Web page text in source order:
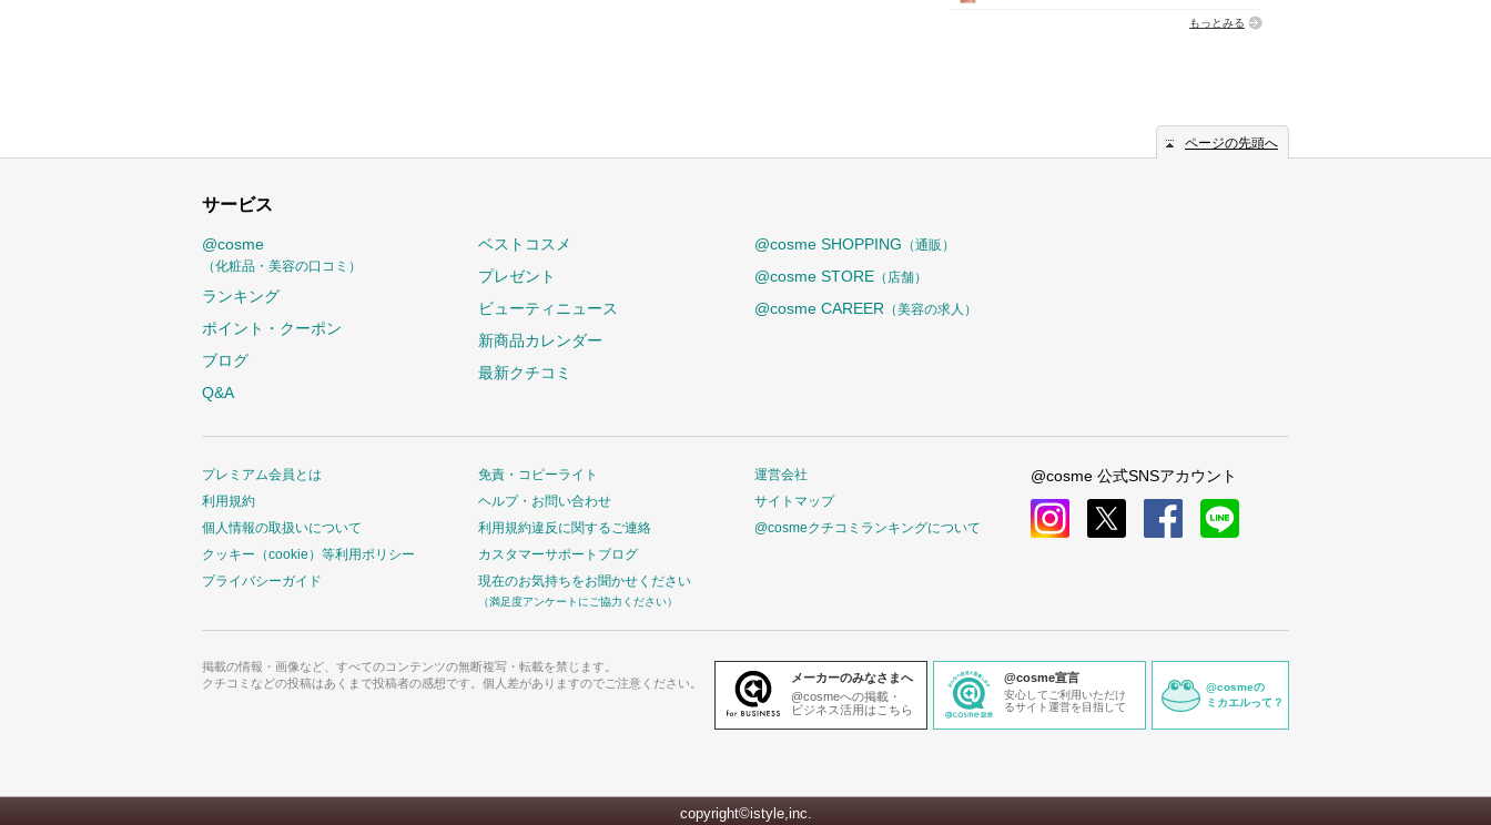
もっとみる
ページの先頭へ
サービス
@cosme
（化粧品・美容の口コミ）
ランキング
ポイント・クーポン
ブログ
Q&A
ベストコスメ
プレゼント
ビューティニュース
新商品カレンダー
最新クチコミ
@cosme SHOPPING （通販）
@cosme STORE （店舗）
@cosme CAREER （美容の求人）
プレミアム会員とは
利用規約
個人情報の取扱いについて
クッキー（cookie）等利用ポリシー
プライバシーガイド
免責・コピーライト
ヘルプ・お問い合わせ
利用規約違反に関するご連絡
カスタマーサポートブログ
現在のお気持ちをお聞かせください
（満足度アンケートにご協力ください）
運営会社
サイトマップ
@cosmeクチコミランキングについて
@cosme 公式SNSアカウント
掲載の情報・画像など、すべてのコンテンツの無断複写・転載を禁じます。
クチコミなどの投稿はあくまで投稿者の感想です。個人差がありますのでご注意ください。
メーカーのみなさまへ
@cosmeへの掲載・
ビジネス活用はこちら
@cosme宣言
安心してご利用いただけ
るサイト運営を目指して
@cosmeの
ミカエルって？
copyright©istyle,inc.